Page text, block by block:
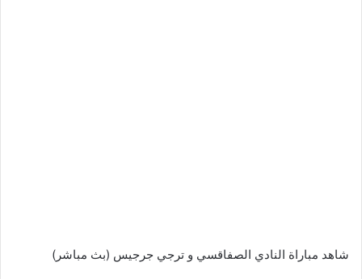
شاهد مباراة النادي الصفاقسي و ترجي جرجيس (بث مباشر)